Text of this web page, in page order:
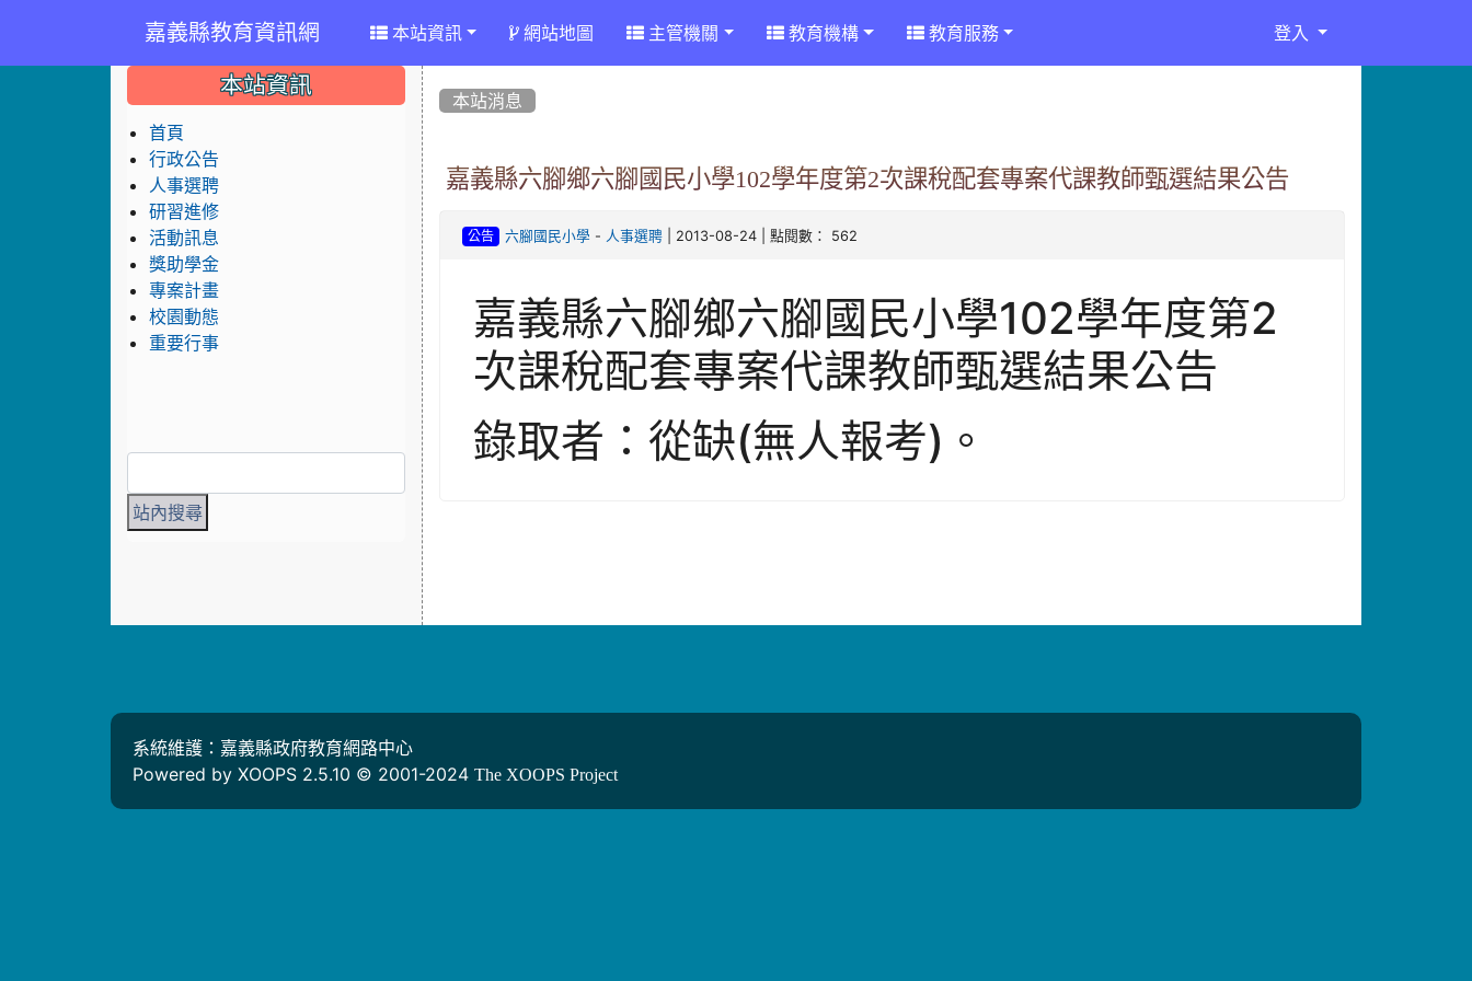
嘉義縣教育資訊網 本站資訊 網站地圖 主管機關 教育機構 教育服務 登入
本站消息
嘉義縣六腳鄉六腳國民小學102學年度第2次課稅配套專案代課教師甄選結果公告
公告 六腳國民小學 - 人事選聘 | 2013-08-24 | 點閱數： 562
嘉義縣六腳鄉六腳國民小學102學年度第2
次課稅配套專案代課教師甄選結果公告
錄取者：從缺(無人報考)。
::: 本站資訊
首頁
行政公告
人事選聘
研習進修
活動訊息
獎助學金
專案計畫
校園動態
重要行事
系統維護：嘉義縣政府教育網路中心
Powered by XOOPS 2.5.10 © 2001-2024 The XOOPS Project